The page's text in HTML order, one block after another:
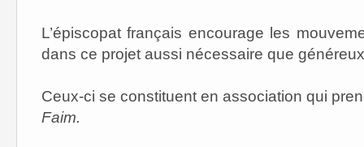
L’épiscopat français encourage les
dans ce projet aussi nécessaire que
Ceux-ci se constituent en association qui
Faim.